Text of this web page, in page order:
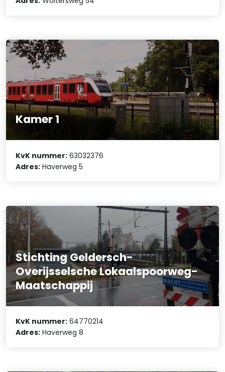
Kamer 1
KvK nummer: 63032376
Adres: Haverweg 5
Stichting Geldersch-
Overijsselsche Lokaalspoorweg-
Maatschappij
KvK nummer: 64770214
Adres: Haverweg 8